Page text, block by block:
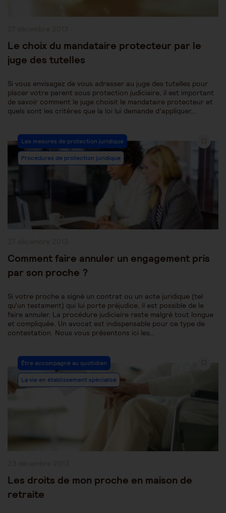
Le choix du mandataire protecteur par le
juge des tutelles
Si vous envisagez de vous adresser au juge des tutelles pour
placer votre parent sous protection judiciaire, il est important
de savoir comment le juge choisit le mandataire protecteur et
quels sont les critères que la loi lui demande d’appliquer…
Post
Category:
Les mesures de protection juridique
Procédures de protection juridique
Comment faire annuler un engagement pris
par son proche ?
Si votre proche a signé un contrat ou un acte juridique (tel
qu’un testament) qui lui porte préjudice, il est possible de le
faire annuler. La procédure judiciaire reste malgré tout longue
et compliquée. Un avocat est indispensable pour ce type de
contestation. Nous vous présentons ici les…
Post
Category:
Être accompagné au quotidien
La vie en établissement spécialisé
Les droits de mon proche en maison de
retraite